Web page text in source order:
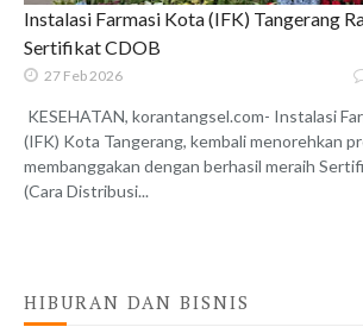
Instalasi Farmasi Kota (IFK) Tangerang
Sertifikat CDOB
27 Feb 2026
KESEHATAN, korantangsel.com- Instalasi
(IFK) Kota Tangerang, kembali menorehkan
membanggakan dengan berhasil meraih
(Cara Distribusi...
HIBURAN DAN BISNIS